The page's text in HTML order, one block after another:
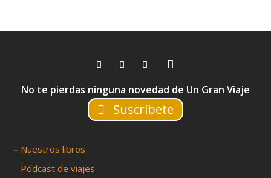
No te pierdas ninguna novedad de Un Gran Viaje
Suscríbete
– Nuestros libros
– Pódcast de viajes